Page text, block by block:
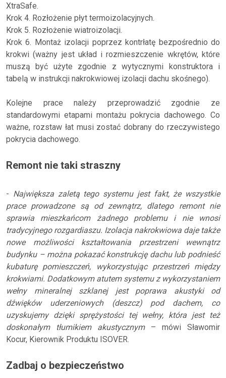
XtraSafe.
Krok 4. Rozłożenie płyt termoizolacyjnych.
Krok 5. Rozłożenie wiatroizolacji.
Krok 6. Montaż izolacji poprzez kontrłatę bezpośrednio do
krokwi (ważny jest układ i rozmieszczenie wkrętów, które
muszą być użyte zgodnie z wytycznymi konstruktora i
tabelą w instrukcji nakrokwiowej izolacji dachu skośnego).
Kolejne prace należy przeprowadzić zgodnie ze
standardowymi etapami montażu pokrycia dachowego. Co
ważne, rozstaw łat musi zostać dobrany do rzeczywistego
pokrycia dachowego.
Remont nie taki straszny
- Największa zaletą tego systemu jest fakt, że wszystkie
prace prowadzone są od zewnątrz, dlatego remont nie
sprawia mieszkańcom żadnego problemu i nie wnosi
tradycyjnego rozgardiaszu. Izolacja nakrokwiowa daje także
nowe możliwości kształtowania przestrzeni wewnątrz
budynku – można pokazać konstrukcję dachu lub podnieść
kubaturę pomieszczeń, wykorzystując przestrzeń między
krokwiami. Dodatkowym atutem systemu z wykorzystaniem
wełny mineralnej szklanej jest poprawa akustyki od
dźwięków uderzeniowych (deszcz) pod dachem, co
uzyskujemy dzięki sprężystości tej wełny, która jest też
doskonałym tłumikiem akustycznym– mówi Sławomir
Kocur, Kierownik Produktu ISOVER.
Zadbaj o bezpieczeństwo